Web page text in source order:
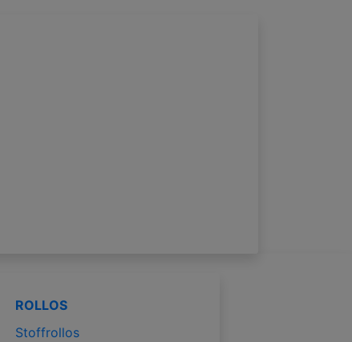
ROLLOS
Stoffrollos